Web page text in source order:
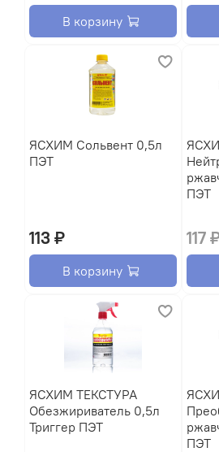
В корзину
ЯСХИМ Сольвент 0,5л
ПЭТ
113 ₽
В корзину
ПЭТ
117
ЯСХИМ ТЕКСТУРА
Обезжириватель 0,5л
Триггер ПЭТ
ПЭТ